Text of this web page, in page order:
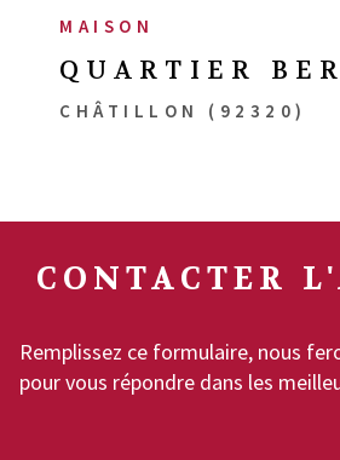
MAISON
QUARTIER
CHÂTILLON (92320)
CONTACTER
Remplissez ce formulaire, nous
pour vous répondre dans les